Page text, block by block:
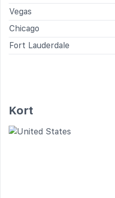
Vegas
Chicago
Fort Lauderdale
Kort